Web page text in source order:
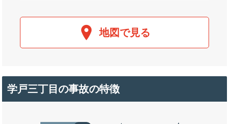
地図で見る
学戸三丁目の事故の特徴